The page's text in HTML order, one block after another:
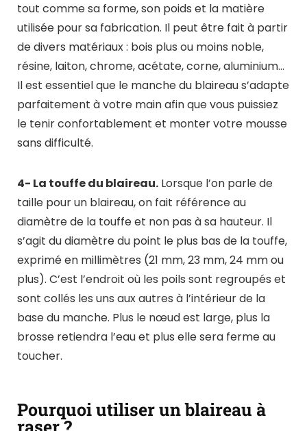
tout comme sa forme, son poids et la matière
utilisée pour sa fabrication. Il peut être fait à partir
de divers matériaux : bois plus ou moins noble,
résine, laiton, chrome, acétate, corne, aluminium…
Il est essentiel que le manche du blaireau s’adapte
parfaitement à votre main afin que vous puissiez
le tenir confortablement et monter votre mousse
sans difficulté.
4- La touffe du blaireau. Lorsque l’on parle de
taille pour un blaireau, on fait référence au
diamètre de la touffe et non pas à sa hauteur. Il
s’agit du diamètre du point le plus bas de la touffe,
exprimé en millimètres (21 mm, 23 mm, 24 mm ou
plus). C’est l’endroit où les poils sont regroupés et
sont collés les uns aux autres à l’intérieur de la
base du manche. Plus le nœud est large, plus la
brosse retiendra l’eau et plus elle sera ferme au
toucher.
Pourquoi utiliser un blaireau à